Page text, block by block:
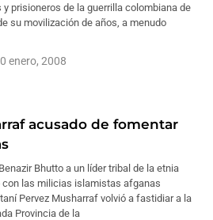
prisioneros de la guerrilla colombiana de
su movilización de años, a menudo
enero, 2008
acusado de fomentar
Bhutto a un líder tribal de la etnia
las milicias islamistas afganas
Pervez Musharraf volvió a fastidiar a la
Provincia de la